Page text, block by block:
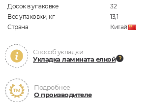
Досок в упаковке
32
Вес упаковки, кг
13,1
Страна
Китай
Способ укладки
Укладка ламината елкой
Подробнее
О производителе